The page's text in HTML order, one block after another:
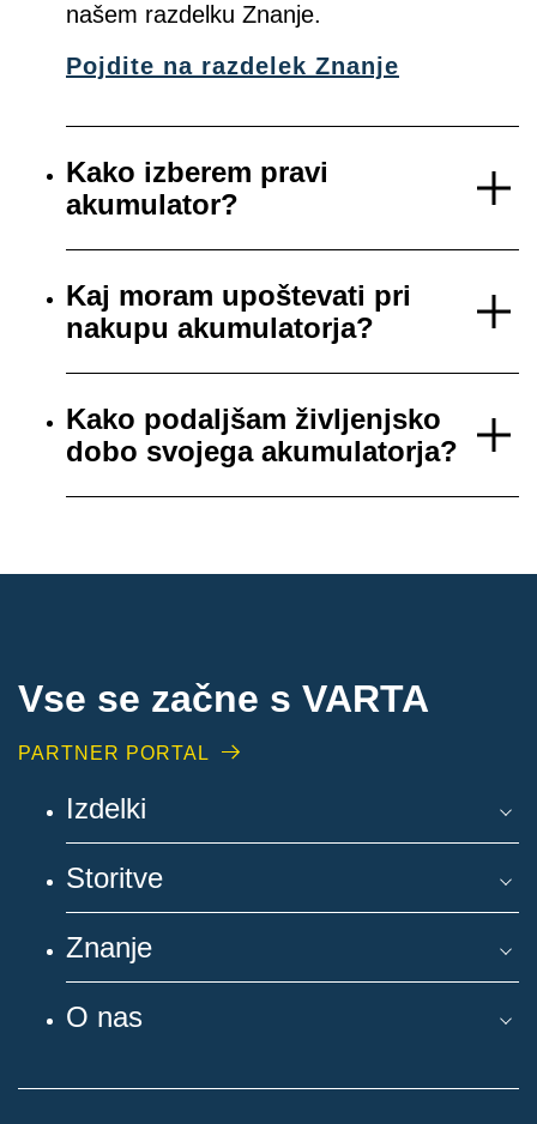
našem razdelku Znanje.
Pojdite na razdelek Znanje
Kako izberem pravi
akumulator?
Kaj moram upoštevati pri
nakupu akumulatorja?
Kako podaljšam življenjsko
dobo svojega akumulatorja?
Vse se začne s VARTA
PARTNER PORTAL
Izdelki
Storitve
Znanje
O nas